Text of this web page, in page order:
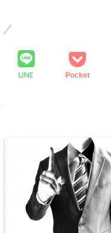
LINE Pocket